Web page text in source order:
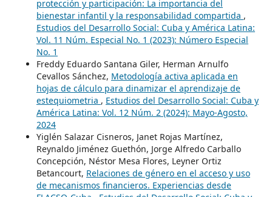
protección y participación: La importancia del
bienestar infantil y la responsabilidad compartida ,
Estudios del Desarrollo Social: Cuba y América Latina:
Vol. 11 Núm. Especial No. 1 (2023): Número Especial
No. 1
Freddy Eduardo Santana Giler, Herman Arnulfo
Cevallos Sánchez, Metodología activa aplicada en
hojas de cálculo para dinamizar el aprendizaje de
estequiometria , Estudios del Desarrollo Social: Cuba y
América Latina: Vol. 12 Núm. 2 (2024): Mayo-Agosto,
2024
Yiglén Salazar Cisneros, Janet Rojas Martínez,
Reynaldo Jiménez Guethón, Jorge Alfredo Carballo
Concepción, Néstor Mesa Flores, Leyner Ortiz
Betancourt, Relaciones de género en el acceso y uso
de mecanismos financieros. Experiencias desde